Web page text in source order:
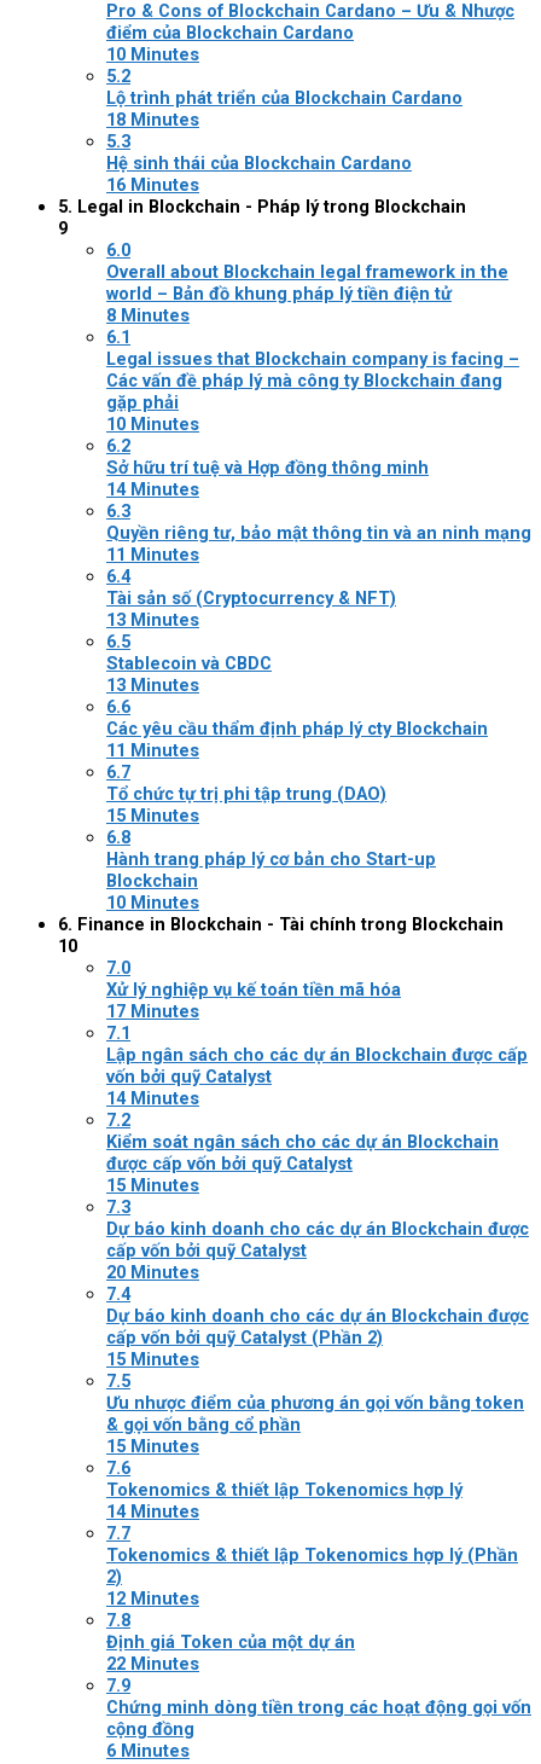
Pro & Cons of Blockchain Cardano – Ưu & Nhược
điểm của Blockchain Cardano
10 Minutes
5.2
Lộ trình phát triển của Blockchain Cardano
18 Minutes
5.3
Hệ sinh thái của Blockchain Cardano
16 Minutes
5. Legal in Blockchain - Pháp lý trong Blockchain
9
6.0
Overall about Blockchain legal framework in the
world – Bản đồ khung pháp lý tiền điện tử
8 Minutes
6.1
Legal issues that Blockchain company is facing –
Các vấn đề pháp lý mà công ty Blockchain đang
gặp phải
10 Minutes
6.2
Sở hữu trí tuệ và Hợp đồng thông minh
14 Minutes
6.3
Quyền riêng tư, bảo mật thông tin và an ninh mạng
11 Minutes
6.4
Tài sản số (Cryptocurrency & NFT)
13 Minutes
6.5
Stablecoin và CBDC
13 Minutes
6.6
Các yêu cầu thẩm định pháp lý cty Blockchain
11 Minutes
6.7
Tổ chức tự trị phi tập trung (DAO)
15 Minutes
6.8
Hành trang pháp lý cơ bản cho Start-up
Blockchain
10 Minutes
6. Finance in Blockchain - Tài chính trong Blockchain
10
7.0
Xử lý nghiệp vụ kế toán tiền mã hóa
17 Minutes
7.1
Lập ngân sách cho các dự án Blockchain được cấp
vốn bởi quỹ Catalyst
14 Minutes
7.2
Kiểm soát ngân sách cho các dự án Blockchain
được cấp vốn bởi quỹ Catalyst
15 Minutes
7.3
Dự báo kinh doanh cho các dự án Blockchain được
cấp vốn bởi quỹ Catalyst
20 Minutes
7.4
Dự báo kinh doanh cho các dự án Blockchain được
cấp vốn bởi quỹ Catalyst (Phần 2)
15 Minutes
7.5
Ưu nhược điểm của phương án gọi vốn bằng token
& gọi vốn bằng cổ phần
15 Minutes
7.6
Tokenomics & thiết lập Tokenomics hợp lý
14 Minutes
7.7
Tokenomics & thiết lập Tokenomics hợp lý (Phần
2)
12 Minutes
7.8
Định giá Token của một dự án
22 Minutes
7.9
Chứng minh dòng tiền trong các hoạt động gọi vốn
cộng đồng
6 Minutes